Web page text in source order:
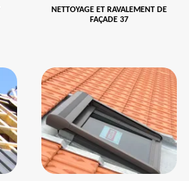
NETTOYAGE ET RAVALEMENT DE
FAÇADE 37